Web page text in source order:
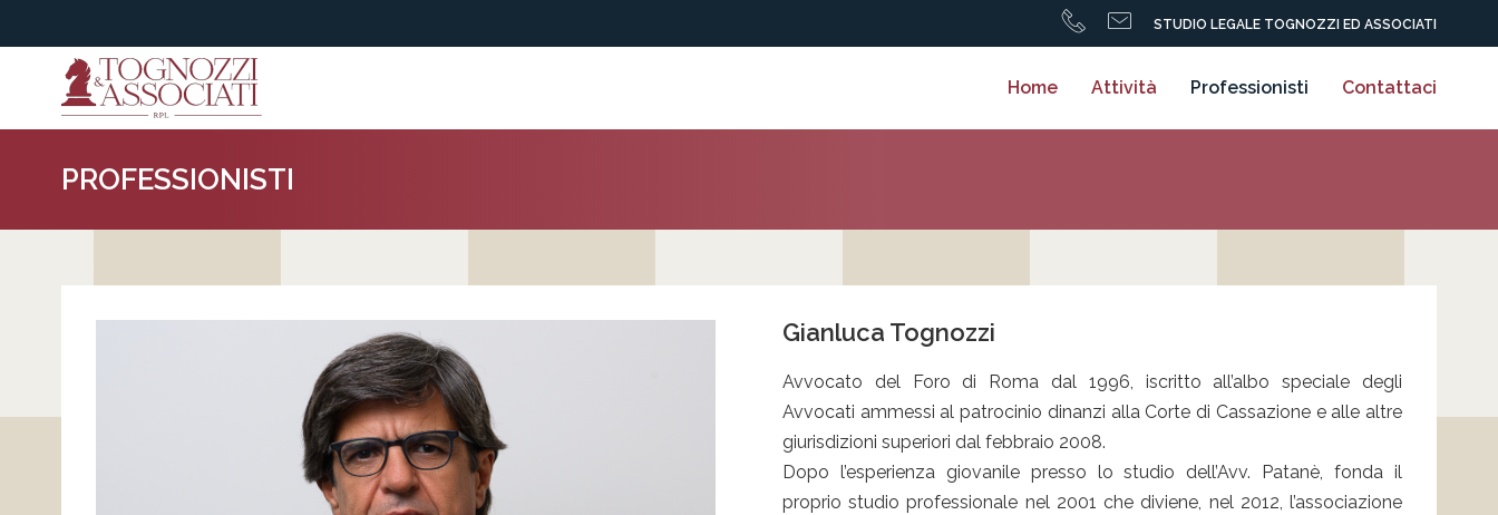
STUDIO LEGALE TOGNOZZI ED ASSOCIATI
Home Attività Professionisti Contattaci
PROFESSIONISTI
Gianluca Tognozzi
Avvocato del Foro di Roma dal 1996, iscritto all’albo speciale degli
Avvocati ammessi al patrocinio dinanzi alla Corte di Cassazione e alle altre
giurisdizioni superiori dal febbraio 2008.
Dopo l’esperienza giovanile presso lo studio dell’Avv. Patanè, fonda il
proprio studio professionale nel 2001 che diviene, nel 2012, l’associazione